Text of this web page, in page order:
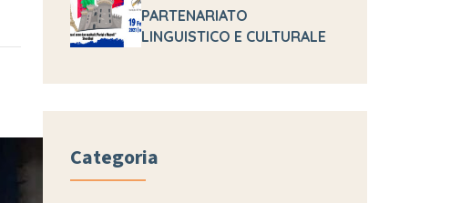
PARTENARIATO
LINGUISTICO E CULTURALE
Categoria